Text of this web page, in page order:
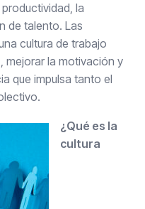
la
de talento. Las
cultura de trabajo
mejorar la motivación y
que impulsa tanto el
¿Qué es la
cultura